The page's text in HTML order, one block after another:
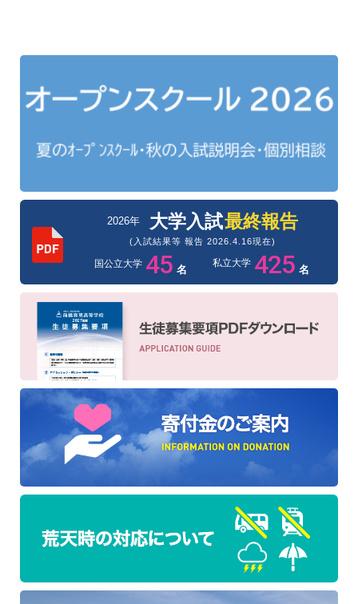
2026年 大学入試最終報告
(入試結果等 報告 2026.4.16現在)
国公立大学 45 名
私立大学 425 名